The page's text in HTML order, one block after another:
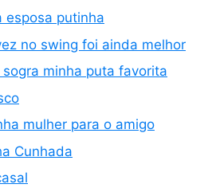
esposa putinha
no swing foi ainda melhor
minha puta favorita
mulher para o amigo
Cunhada